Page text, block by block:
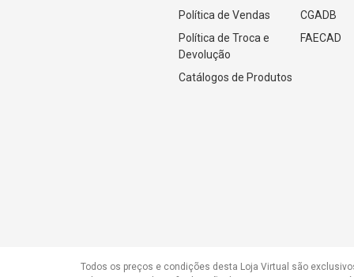
Política de Vendas
Política de Troca e
Devolução
Catálogos de Produtos
CGADB
FAECAD
Todos os preços e condições desta Loja Virtual são